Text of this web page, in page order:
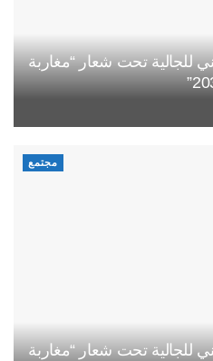
للجالية تحت شعار “مغاربة
مجتمع
للجالية تحت شعار “مغاربة